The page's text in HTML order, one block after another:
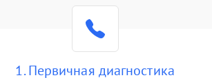
Электронные компоненты
1. Первичная диагностика